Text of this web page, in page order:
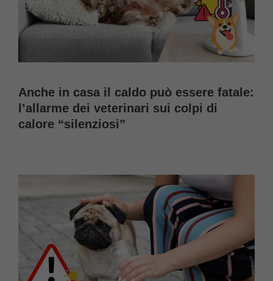
Anche in casa il caldo può essere fatale:
l’allarme dei veterinari sui colpi di
calore “silenziosi”